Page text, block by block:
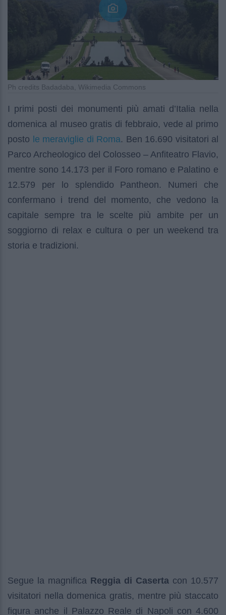
Ph credits Badadaba, Wikimedia Commons
I primi posti dei monumenti più amati d’Italia nella
domenica al museo gratis di febbraio, vede al primo
posto le meraviglie di Roma. Ben 16.690 visitatori al
Parco Archeologico del Colosseo – Anfiteatro Flavio,
mentre sono 14.173 per il Foro romano e Palatino e
12.579 per lo splendido Pantheon. Numeri che
confermano i trend del momento, che vedono la
capitale sempre tra le scelte più ambite per un
soggiorno di relax e cultura o per un weekend tra
storia e tradizioni.
Segue la magnifica Reggia di Caserta con 10.577
visitatori nella domenica gratis, mentre più staccato
figura anche il Palazzo Reale di Napoli con 4.600